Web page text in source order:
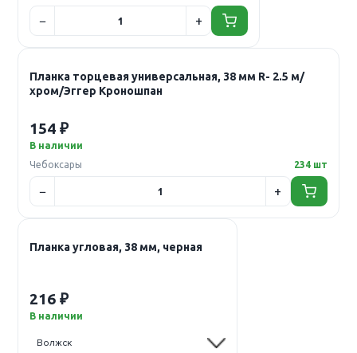
Планка торцевая универсальная, 38 мм R- 2.5 м/
хром/Эггер Кроношпан
154 ₽
В наличии
Чебоксары
234 шт
Планка угловая, 38 мм, черная
216 ₽
В наличии